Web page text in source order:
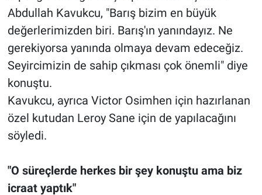
Abdullah Kavukcu, "Barış bizim en büyük
değerlerimizden biri. Barış'ın yanındayız. Ne
gerekiyorsa yanında olmaya devam edeceğiz.
Seyircimizin de sahip çıkması çok önemli" diye
konuştu.
Kavukcu, ayrıca Victor Osimhen için hazırlanan
özel kutudan Leroy Sane için de yapılacağını
söyledi.
"O süreçlerde herkes bir şey konuştu ama biz
icraat yaptık"